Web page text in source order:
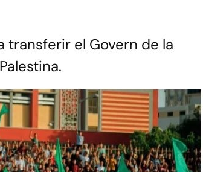
transferir el Govern de la